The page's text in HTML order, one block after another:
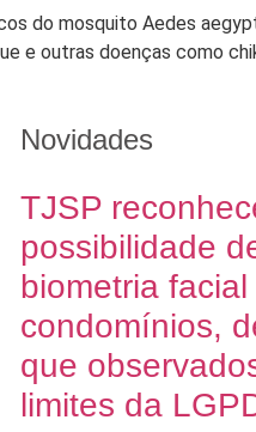
do mosquito Aedes
e outras doenças como
Novidades
TJSP
possibilidade
biometria facial
condomínios,
que
limites da